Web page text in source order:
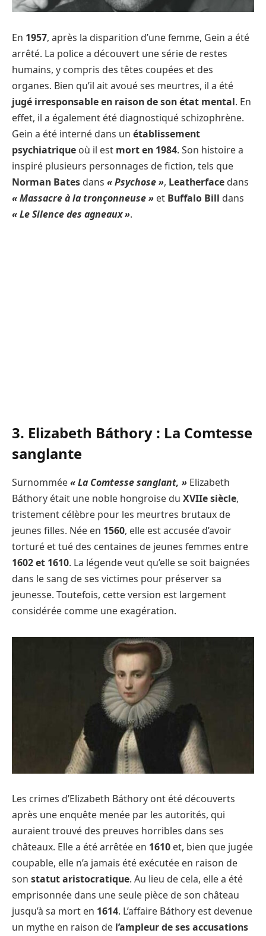
En 1957, après la disparition d’une femme, Gein a été
arrêté. La police a découvert une série de restes
humains, y compris des têtes coupées et des
organes. Bien qu’il ait avoué ses meurtres, il a été
jugé irresponsable en raison de son état mental. En
effet, il a également été diagnostiqué schizophrène.
Gein a été interné dans un établissement
psychiatrique où il est mort en 1984. Son histoire a
inspiré plusieurs personnages de fiction, tels que
Norman Bates dans « Psychose », Leatherface dans
« Massacre à la tronçonneuse » et Buffalo Bill dans
« Le Silence des agneaux ».
3. Elizabeth Báthory : La Comtesse
sanglante
Surnommée« La Comtesse sanglant, » Elizabeth
Báthory était une noble hongroise du XVIIe siècle,
tristement célèbre pour les meurtres brutaux de
jeunes filles. Née en 1560, elle est accusée d’avoir
torturé et tué des centaines de jeunes femmes entre
1602 et 1610. La légende veut qu’elle se soit baignées
dans le sang de ses victimes pour préserver sa
jeunesse. Toutefois, cette version est largement
considérée comme une exagération.
Les crimes d’Elizabeth Báthory ont été découverts
après une enquête menée par les autorités, qui
auraient trouvé des preuves horribles dans ses
châteaux. Elle a été arrêtée en 1610 et, bien que jugée
coupable, elle n’a jamais été exécutée en raison de
son statut aristocratique. Au lieu de cela, elle a été
emprisonnée dans une seule pièce de son château
jusqu’à sa mort en 1614. L’affaire Báthory est devenue
un mythe en raison de l’ampleur de ses accusations